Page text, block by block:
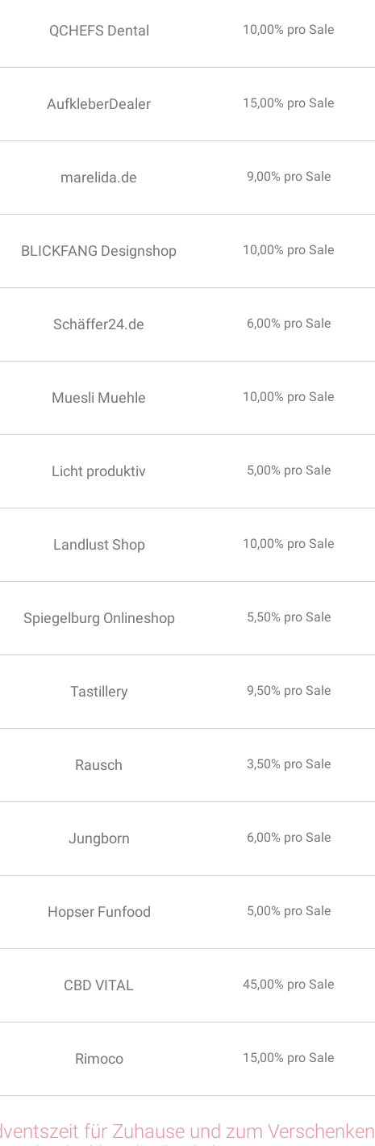
QCHEFS Dental 10,00% pro Sale
AufkleberDealer 15,00% pro Sale
marelida.de 9,00% pro Sale
BLICKFANG Designshop 10,00% pro Sale
Schäffer24.de 6,00% pro Sale
Muesli Muehle 10,00% pro Sale
Licht produktiv 5,00% pro Sale
Landlust Shop 10,00% pro Sale
Spiegelburg Onlineshop 5,50% pro Sale
Tastillery 9,50% pro Sale
Rausch 3,50% pro Sale
Jungborn 6,00% pro Sale
Hopser Funfood 5,00% pro Sale
CBD VITAL 45,00% pro Sale
Rimoco 15,00% pro Sale
für Zuhause und zum Verschenken